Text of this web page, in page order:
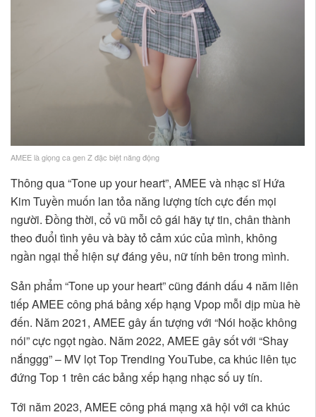
AMEE là giọng ca gen Z đặc biệt năng động
Thông qua “Tone up your heart”, AMEE và nhạc sĩ Hứa
Kim Tuyền muốn lan tỏa năng lượng tích cực đến mọi
người. Đồng thời, cổ vũ mỗi cô gái hãy tự tin, chân thành
theo đuổi tình yêu và bày tỏ cảm xúc của mình, không
ngần ngại thể hiện sự đáng yêu, nữ tính bên trong mình.
Sản phẩm “Tone up your heart” cũng đánh dấu 4 năm liên
tiếp AMEE công phá bảng xếp hạng Vpop mỗi dịp mùa hè
đến. Năm 2021, AMEE gây ấn tượng với “Nói hoặc không
nói” cực ngọt ngào. Năm 2022, AMEE gây sốt với “Shay
nắnggg” – MV lọt Top Trending YouTube, ca khúc liên tục
đứng Top 1 trên các bảng xếp hạng nhạc số uy tín.
Tới năm 2023, AMEE công phá mạng xã hội với ca khúc